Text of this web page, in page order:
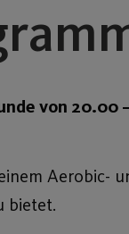
von 20.00
Aerobic-
bietet.